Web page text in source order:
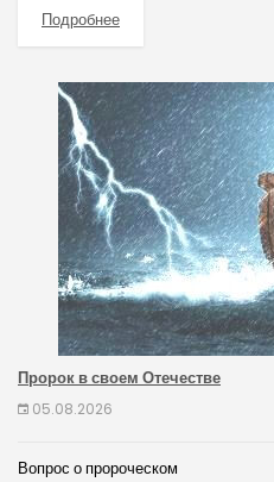
Подробнее
Пророк в своем Отечестве
05.08.2026
Вопрос о пророческом